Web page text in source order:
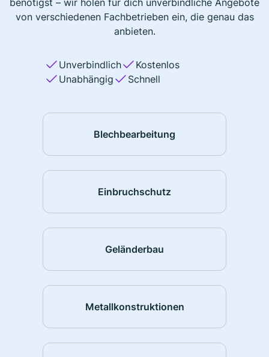
benötigst – wir holen für dich unverbindliche Angebote
von verschiedenen Fachbetrieben ein, die genau das
anbieten.
Unverbindlich
Kostenlos
Unabhängig
Schnell
Blechbearbeitung
Einbruchschutz
Geländerbau
Metallkonstruktionen